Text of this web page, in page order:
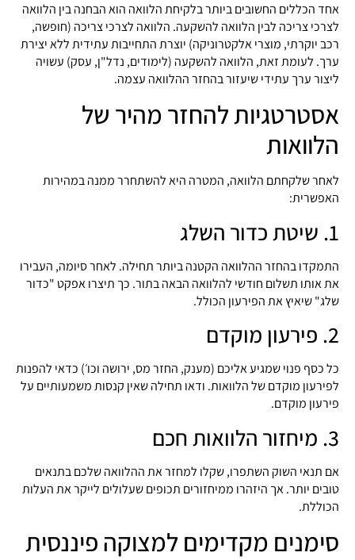
אחד הכללים החשובים ביותר בלקיחת הלוואה הוא הבחנה בין הלוואה
לצרכי צריכה לבין הלוואה להשקעה. הלוואה לצרכי צריכה (חופשה,
רכב יוקרתי, מוצרי אלקטרוניקה) יוצרת התחייבות עתידית ללא יצירת
ערך. לעומת זאת, הלוואה להשקעה (לימודים, נדל"ן, עסק) עשויה
ליצור ערך עתידי שיעזור בהחזר ההלוואה עצמה.
אסטרטגיות להחזר מהיר של
הלוואות
לאחר שלקחתם הלוואה, המטרה היא להשתחרר ממנה במהירות
האפשרית:
1. שיטת כדור השלג
התמקדו בהחזר ההלוואה הקטנה ביותר תחילה. לאחר סיומה, העבירו
את אותו תשלום חודשי להלוואה הבאה בתור. כך תיצרו אפקט "כדור
שלג" שיאיץ את הפירעון הכולל.
2. פירעון מוקדם
כל כסף פנוי שמגיע אליכם (מענק, החזר מס, ירושה וכו׳) כדאי להפנות
לפירעון מוקדם של הלוואות. ודאו תחילה שאין קנסות משמעותיים על
פירעון מוקדם.
3. מיחזור הלוואות חכם
אם תנאי השוק השתפרו, שקלו למחזר את ההלוואה שלכם בתנאים
טובים יותר. אך היזהרו ממיחזורים תכופים שעלולים לייקר את העלות
הכוללת.
סימנים מקדימים למצוקה פיננסית